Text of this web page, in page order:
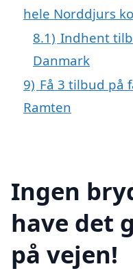
hele Norddjurs
8.1) Indhent
Danmark
9) Få 3 tilbud på
Ramten
Ingen
have det
på vejen!